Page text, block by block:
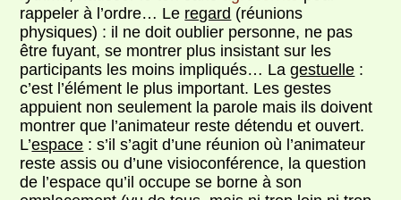
rappeler à l’ordre… Le regard (réunions
physiques) : il ne doit oublier personne, ne pas
être fuyant, se montrer plus insistant sur les
participants les moins impliqués… Lagestuelle :
c’est l’élément le plus important. Les gestes
appuient non seulement la parole mais ils doivent
montrer que l’animateur reste détendu et ouvert.
L’espace : s’il s’agit d’une réunion où l’animateur
reste assis ou d’une visioconférence, la question
de l’espace qu’il occupe se borne à son